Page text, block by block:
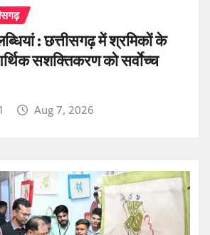
: छत्तीसगढ़ में श्रमिकों के
सशक्तिकरण को सर्वाेच्च
Aug 7, 2026